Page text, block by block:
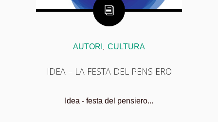
AUTORI , CULTURA
IDEA – LA FESTA DEL PENSIERO
Idea - festa del pensiero...